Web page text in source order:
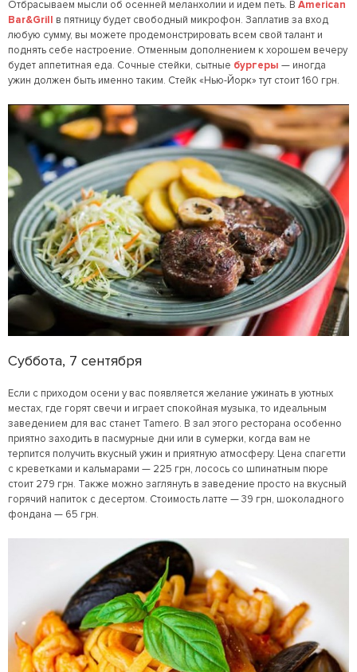
Отбрасываем мысли об осенней меланхолии и идем петь. В American
Bar&Grill в пятницу будет свободный микрофон. Заплатив за вход
любую сумму, вы можете продемонстрировать всем свой талант и
поднять себе настроение. Отменным дополнением к хорошем вечеру
будет аппетитная еда. Сочные стейки, сытные бургеры — иногда
ужин должен быть именно таким. Стейк «Нью-Йорк» тут стоит 160 грн.
Суббота, 7 сентября
Если с приходом осени у вас появляется желание ужинать в уютных
местах, где горят свечи и играет спокойная музыка, то идеальным
заведением для вас станет Tamero. В зал этого ресторана особенно
приятно заходить в пасмурные дни или в сумерки, когда вам не
терпится получить вкусный ужин и приятную атмосферу. Цена спагетти
с креветками и кальмарами — 225 грн, лосось со шпинатным пюре
стоит 279 грн. Также можно заглянуть в заведение просто на вкусный
горячий напиток с десертом. Стоимость латте — 39 грн, шоколадного
фондана — 65 грн.